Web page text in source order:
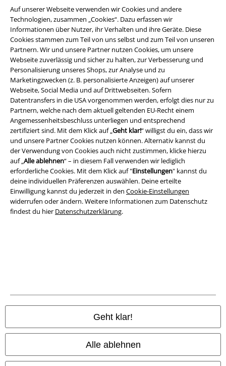
Auf unserer Webseite verwenden wir Cookies und andere
Technologien, zusammen „Cookies“. Dazu erfassen wir
Informationen über Nutzer, ihr Verhalten und ihre Geräte. Diese
Cookies stammen zum Teil von uns selbst und zum Teil von unseren
Partnern. Wir und unsere Partner nutzen Cookies, um unsere
Webseite zuverlässig und sicher zu halten, zur Verbesserung und
Personalisierung unseres Shops, zur Analyse und zu
Marketingzwecken (z. B. personalisierte Anzeigen) auf unserer
Webseite, Social Media und auf Drittwebseiten. Sofern
Datentransfers in die USA vorgenommen werden, erfolgt dies nur zu
Partnern, welche nach dem aktuell geltenden EU-Recht einem
Angemessenheitsbeschluss unterliegen und entsprechend
zertifiziert sind. Mit dem Klick auf „Geht klar!“ willigst du ein, dass wir
und unsere Partner Cookies nutzen können. Alternativ kannst du
der Verwendung von Cookies auch nicht zustimmen, klicke hierzu
auf „Alle ablehnen“ – in diesem Fall verwenden wir lediglich
erforderliche Cookies. Mit dem Klick auf "Einstellungen" kannst du
deine individuellen Präferenzen auswählen. Deine erteilte
Einwilligung kannst du jederzeit in den Cookie-Einstellungen
widerrufen oder ändern. Weitere Informationen zum Datenschutz
findest du hier Datenschutzerklärung.
Geht klar!
Alle ablehnen
A Warner Music Group Company
Rechtliches
AGB
Impressum
Datenschutz
Cookie-Einstellungen
Vertrag widerrufen